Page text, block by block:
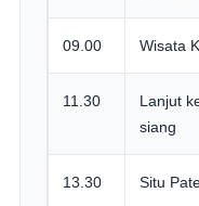
09.00 Wisata
11.30
Lanjut
siang
13.30 Situ